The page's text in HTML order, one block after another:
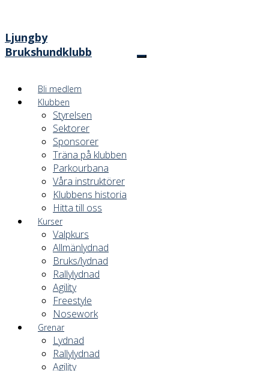
Ljungby
Brukshundklubb
Bli medlem
Klubben
Styrelsen
Sektorer
Sponsorer
Träna på klubben
Parkourbana
Våra instruktörer
Klubbens historia
Hitta till oss
Kurser
Valpkurs
Allmänlydnad
Bruks/lydnad
Rallylydnad
Agility
Freestyle
Nosework
Grenar
Lydnad
Rallylydnad
Agility